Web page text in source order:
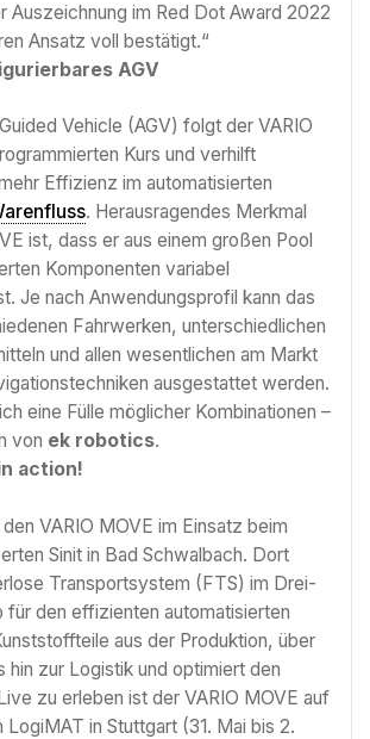
Auszeichnung im Red Dot Award 2022
Ansatz voll bestätigt.“
AGV
Vehicle (AGV) folgt der VARIO
Kurs und verhilft
Effizienz im automatisierten
. Herausragendes Merkmal
ist, dass er aus einem großen Pool
Komponenten variabel
Je nach Anwendungsprofil kann das
Fahrwerken, unterschiedlichen
und allen wesentlichen am Markt
ausgestattet werden.
eine Fülle möglicher Kombinationen –
von ek robotics.
action!
VARIO MOVE im Einsatz beim
Sinit in Bad Schwalbach. Dort
Transportsystem (FTS) im Drei-
den effizienten automatisierten
aus der Produktion, über
hin zur Logistik und optimiert den
zu erleben ist der VARIO MOVE auf
LogiMAT in Stuttgart (31. Mai bis 2.